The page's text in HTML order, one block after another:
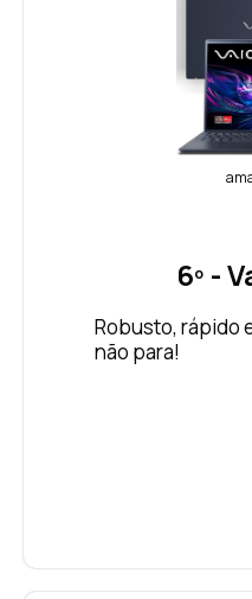
6º -
Robusto, rápido
não para!